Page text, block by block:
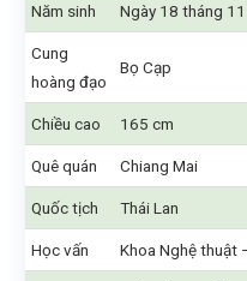
Năm sinh Ngày 18 tháng
Cung
hoàng đạo
Bọ Cạp
Chiều cao 165 cm
Quê quán Chiang Mai
Quốc tịch Thái Lan
Học vấn Khoa Nghệ thuật